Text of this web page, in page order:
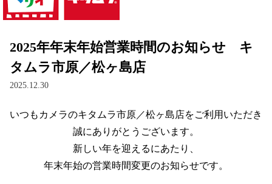
2025年年末年始営業時間のお知らせ キ
タムラ市原／松ヶ島店
2025.12.30
いつもカメラのキタムラ市原／松ヶ島店をご利用いただき
誠にありがとうございます。
新しい年を迎えるにあたり、
年末年始の営業時間変更のお知らせです。